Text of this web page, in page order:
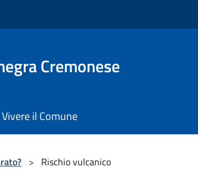
Cremonese
Vivere il Comune
> Rischio vulcanico